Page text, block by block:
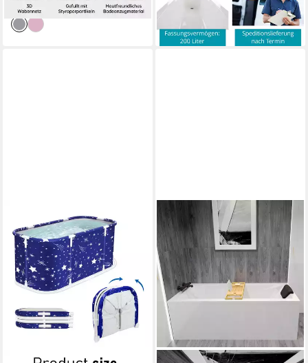
lieferbar - in 4-5 Werktagen bei dir lieferbar - in 3-4 Werktagen bei dir